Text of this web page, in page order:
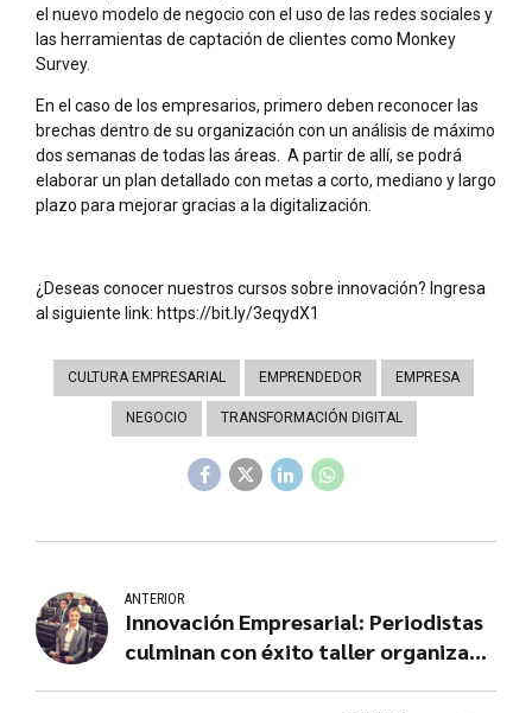
el nuevo modelo de negocio con el uso de las redes sociales y
las herramientas de captación de clientes como Monkey
Survey.
En el caso de los empresarios, primero deben reconocer las
brechas dentro de su organización con un análisis de máximo
dos semanas de todas las áreas. A partir de allí, se podrá
elaborar un plan detallado con metas a corto, mediano y largo
plazo para mejorar gracias a la digitalización.
¿Deseas conocer nuestros cursos sobre innovación? Ingresa
al siguiente link: https://bit.ly/3eqydX1
CULTURA EMPRESARIAL EMPRENDEDOR EMPRESA
NEGOCIO TRANSFORMACIÓN DIGITAL
ANTERIOR
Innovación Empresarial: Periodistas
culminan con éxito taller organizado